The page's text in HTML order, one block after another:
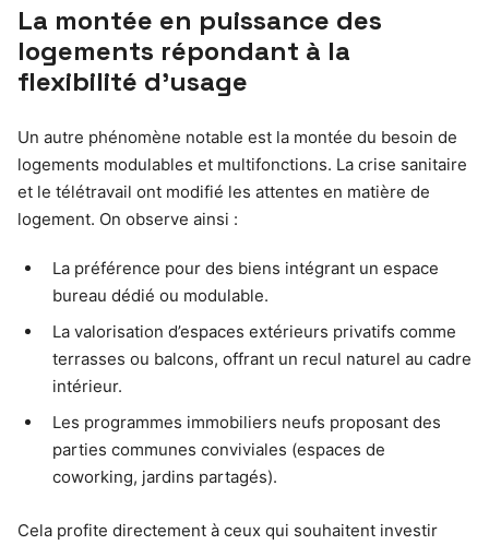
La montée en puissance des
logements répondant à la
flexibilité d’usage
Un autre phénomène notable est la montée du besoin de
logements modulables et multifonctions. La crise sanitaire
et le télétravail ont modifié les attentes en matière de
logement. On observe ainsi :
La préférence pour des biens intégrant un espace
bureau dédié ou modulable.
La valorisation d’espaces extérieurs privatifs comme
terrasses ou balcons, offrant un recul naturel au cadre
intérieur.
Les programmes immobiliers neufs proposant des
parties communes conviviales (espaces de
coworking, jardins partagés).
Cela profite directement à ceux qui souhaitent investir